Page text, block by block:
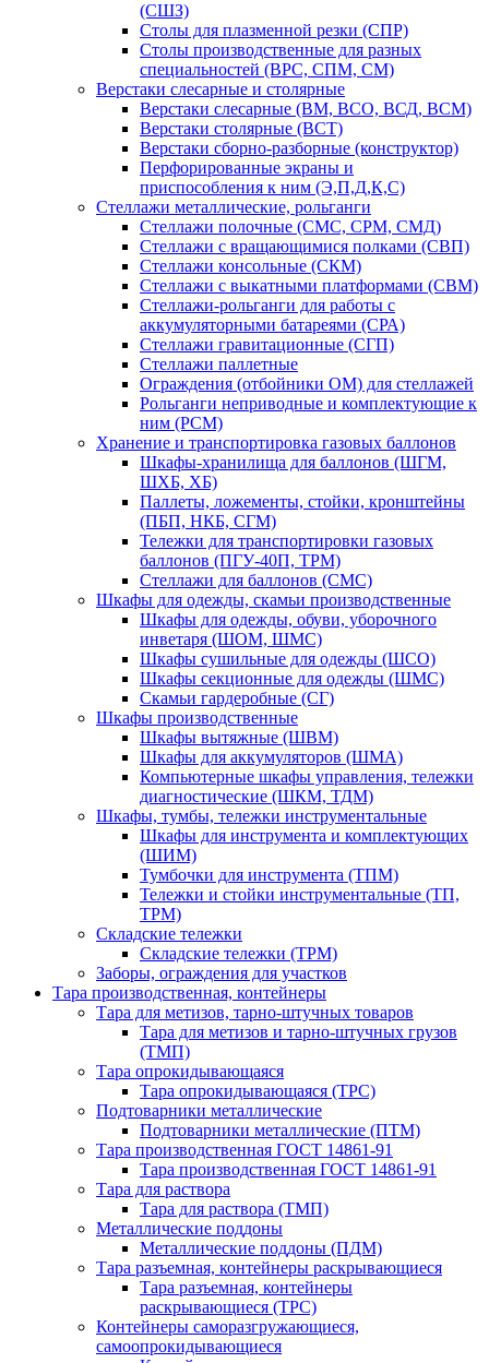
(СШЗ)
Столы для плазменной резки (СПР)
Столы производственные для разных
специальностей (ВРС, СПМ, СМ)
Верстаки слесарные и столярные
Верстаки слесарные (ВМ, ВСО, ВСД, ВСМ)
Верстаки столярные (ВСТ)
Верстаки сборно-разборные (конструктор)
Перфорированные экраны и
приспособления к ним (Э,П,Д,К,С)
Стеллажи металлические, рольганги
Стеллажи полочные (СМС, СРМ, СМД)
Стеллажи с вращающимися полками (СВП)
Стеллажи консольные (СКМ)
Стеллажи с выкатными платформами (СВМ)
Стеллажи-рольганги для работы с
аккумуляторными батареями (СРА)
Стеллажи гравитационные (СГП)
Стеллажи паллетные
Ограждения (отбойники ОМ) для стеллажей
Рольганги неприводные и комплектующие к
ним (РСМ)
Хранение и транспортировка газовых баллонов
Шкафы-хранилища для баллонов (ШГМ,
ШХБ, ХБ)
Паллеты, ложементы, стойки, кронштейны
(ПБП, НКБ, СГМ)
Тележки для транспортировки газовых
баллонов (ПГУ-40П, ТРМ)
Стеллажи для баллонов (СМС)
Шкафы для одежды, скамьи производственные
Шкафы для одежды, обуви, уборочного
инветаря (ШОМ, ШМС)
Шкафы сушильные для одежды (ШСО)
Шкафы секционные для одежды (ШМС)
Скамьи гардеробные (СГ)
Шкафы производственные
Шкафы вытяжные (ШВМ)
Шкафы для аккумуляторов (ШМА)
Компьютерные шкафы управления, тележки
диагностические (ШКМ, ТДМ)
Шкафы, тумбы, тележки инструментальные
Шкафы для инструмента и комплектующих
(ШИМ)
Тумбочки для инструмента (ТПМ)
Тележки и стойки инструментальные (ТП,
ТРМ)
Складские тележки
Складские тележки (ТРМ)
Заборы, ограждения для участков
Тара производственная, контейнеры
Тара для метизов, тарно-штучных товаров
Тара для метизов и тарно-штучных грузов
(ТМП)
Тара опрокидывающаяся
Тара опрокидывающаяся (ТРС)
Подтоварники металлические
Подтоварники металлические (ПТМ)
Тара производственная ГОСТ 14861-91
Тара производственная ГОСТ 14861-91
Тара для раствора
Тара для раствора (ТМП)
Металлические поддоны
Металлические поддоны (ПДМ)
Тара разъемная, контейнеры раскрывающиеся
Тара разъемная, контейнеры
раскрывающиеся (ТРС)
Контейнеры саморазгружающиеся,
самоопрокидывающиеся